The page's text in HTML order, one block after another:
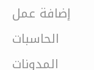
إضافة عمل
الحاسبات
المدونات